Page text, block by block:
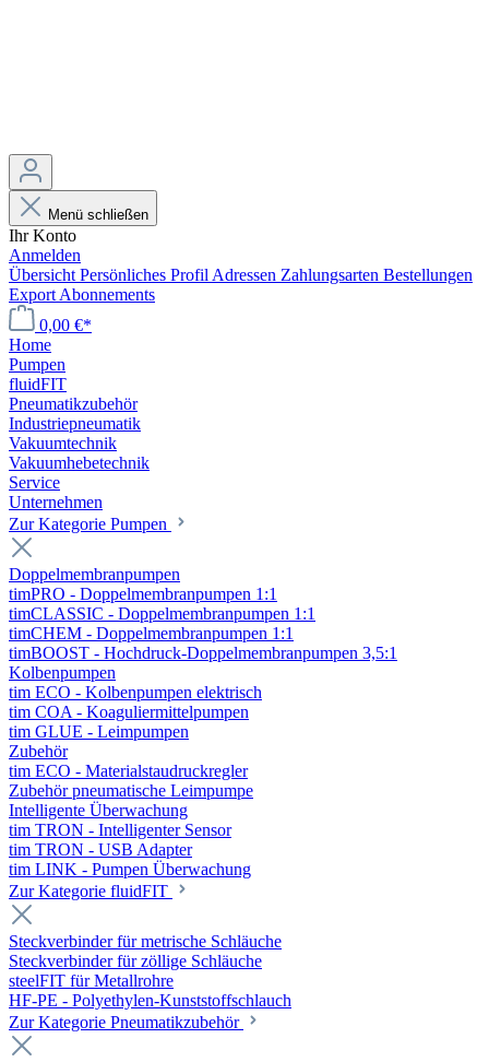
Menü schließen
Ihr Konto
Anmelden
Übersicht Persönliches Profil Adressen Zahlungsarten Bestellungen
Export Abonnements
0,00 €*
Home
Pumpen
fluidFIT
Pneumatikzubehör
Industriepneumatik
Vakuumtechnik
Vakuumhebetechnik
Service
Unternehmen
Zur Kategorie Pumpen
Doppelmembranpumpen
timPRO - Doppelmembranpumpen 1:1
timCLASSIC - Doppelmembranpumpen 1:1
timCHEM - Doppelmembranpumpen 1:1
timBOOST - Hochdruck-Doppelmembranpumpen 3,5:1
Kolbenpumpen
tim ECO - Kolbenpumpen elektrisch
tim COA - Koaguliermittelpumpen
tim GLUE - Leimpumpen
Zubehör
tim ECO - Materialstaudruckregler
Zubehör pneumatische Leimpumpe
Intelligente Überwachung
tim TRON - Intelligenter Sensor
tim TRON - USB Adapter
tim LINK - Pumpen Überwachung
Zur Kategorie fluidFIT
Steckverbinder für metrische Schläuche
Steckverbinder für zöllige Schläuche
steelFIT für Metallrohre
HF-PE - Polyethylen-Kunststoffschlauch
Zur Kategorie Pneumatikzubehör